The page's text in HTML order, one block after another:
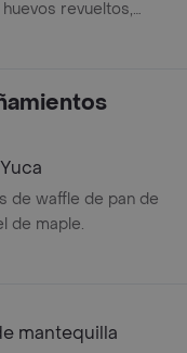
revueltos,
y bebida a elección.
de waffle de pan de
de maple.
mantequilla